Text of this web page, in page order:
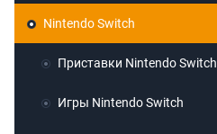
Nintendo Switch
Приставки Nintendo Switch
Игры Nintendo Switch